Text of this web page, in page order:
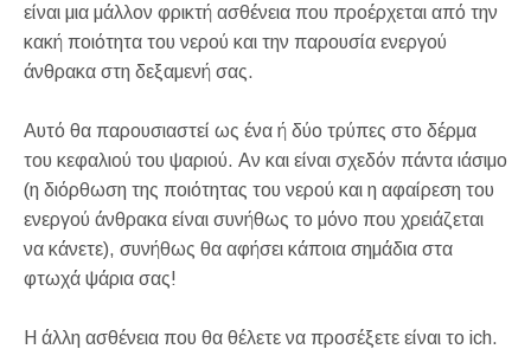
είναι μια μάλλον φρικτή ασθένεια που προέρχεται από την
κακή ποιότητα του νερού και την παρουσία ενεργού
άνθρακα στη δεξαμενή σας.
Αυτό θα παρουσιαστεί ως ένα ή δύο τρύπες στο δέρμα
του κεφαλιού του ψαριού. Αν και είναι σχεδόν πάντα ιάσιμο
(η διόρθωση της ποιότητας του νερού και η αφαίρεση του
ενεργού άνθρακα είναι συνήθως το μόνο που χρειάζεται
να κάνετε), συνήθως θα αφήσει κάποια σημάδια στα
φτωχά ψάρια σας!
Η άλλη ασθένεια που θα θέλετε να προσέξετε είναι το ich.